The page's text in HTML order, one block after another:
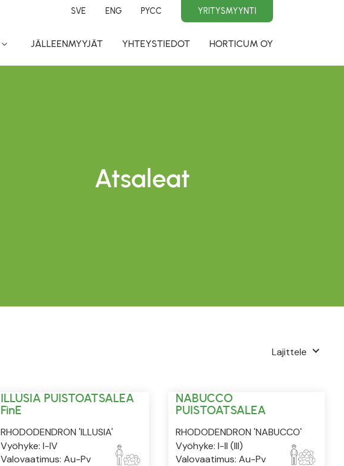
SVE ENG PYCC YRITYSMYYNTI
Toggle
JÄLLEENMYYJÄT YHTEYSTIEDOT HORTICUM OY
Atsaleat
Lajittele
ILLUSIA PUISTOATSALEA
FinE
RHODODENDRON 'ILLUSIA'
Vyöhyke: I-IV
Valovaatimus: Au-Pv
NABUCCO
PUISTOATSALEA
RHODODENDRON 'NABUCCO'
Vyöhyke: I-II (III)
Valovaatimus: Au-Pv